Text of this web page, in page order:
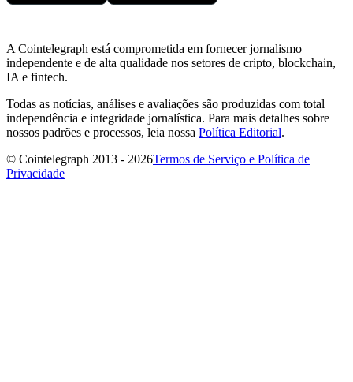
A Cointelegraph está comprometida em fornecer jornalismo
independente e de alta qualidade nos setores de cripto, blockchain,
IA e fintech.
Todas as notícias, análises e avaliações são produzidas com total
independência e integridade jornalística. Para mais detalhes sobre
nossos padrões e processos, leia nossa Política Editorial.
© Cointelegraph 2013 - 2026Termos de Serviço e Política de
Privacidade